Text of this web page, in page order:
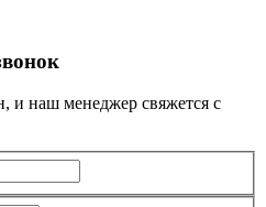
и наш менеджер свяжется с